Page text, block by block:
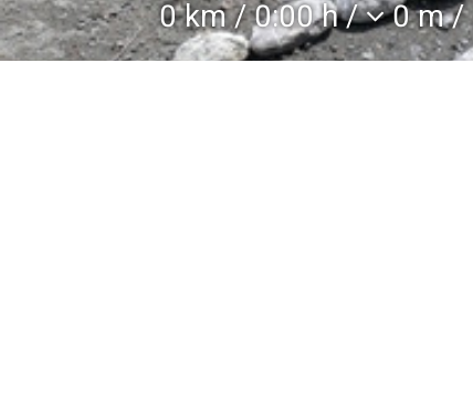
0 km / 0:00 h / 0 m /